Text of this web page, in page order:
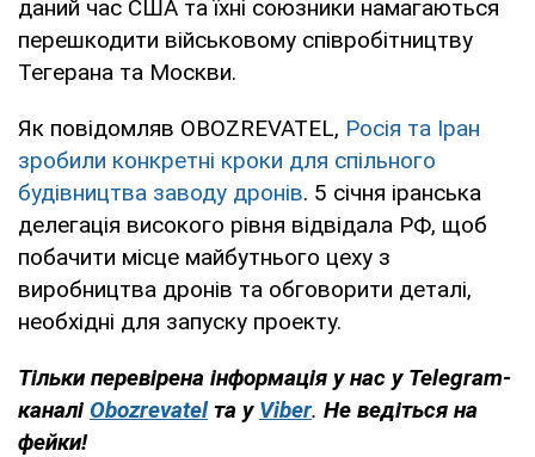
даний час США та їхні союзники намагаються
перешкодити військовому співробітництву
Тегерана та Москви.
Як повідомляв OBOZREVATEL, Росія та Іран
зробили конкретні кроки для спільного
будівництва заводу дронів. 5 січня іранська
делегація високого рівня відвідала РФ, щоб
побачити місце майбутнього цеху з
виробництва дронів та обговорити деталі,
необхідні для запуску проекту.
Тільки перевірена інформація у нас у Telegram-
каналі Obozrevatel та у Viber. Не ведіться на
фейки!